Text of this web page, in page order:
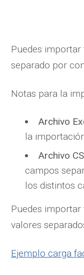
Puedes
separado por
Notas para la
Archivo
la
Archivo
campos
los distintos
Puedes
valores
Ejemplo carga